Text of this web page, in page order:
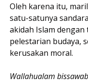
Oleh karena itu,
satu-satunya
akidah Islam
pelestarian budaya,
kerusakan moral.
Wallahualam